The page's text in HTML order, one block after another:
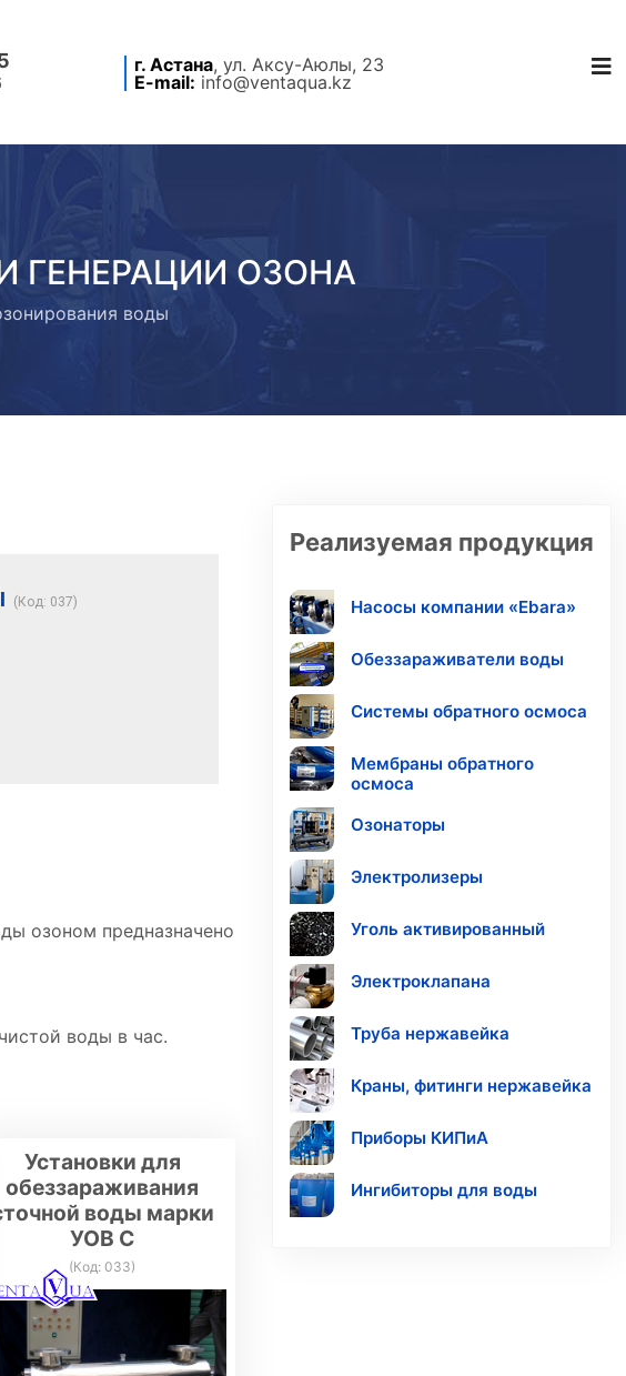
г. Астана, ул. Аксу-Аюлы, 23
E-mail: info@ventaqua.kz
ГЕНЕРАЦИИ ОЗОНА
воды
(Код: 037)
озоном предназначено
воды в час.
Установки для
обеззараживания
воды марки
УОВ С
(Код:033)
Реализуемая продукция
Насосы компании «Ebara»
Обеззараживатели воды
Системы обратного осмоса
Мембраны обратного
осмоса
Озонаторы
Электролизеры
Уголь активированный
Электроклапана
Труба нержавейка
Краны, фитинги нержавейка
Приборы КИПиА
Ингибиторы для воды